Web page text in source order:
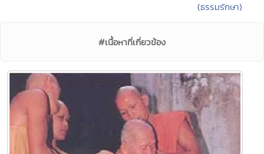
(ธรรมรักษา)
#เนื้อหาที่เกี่ยวข้อง